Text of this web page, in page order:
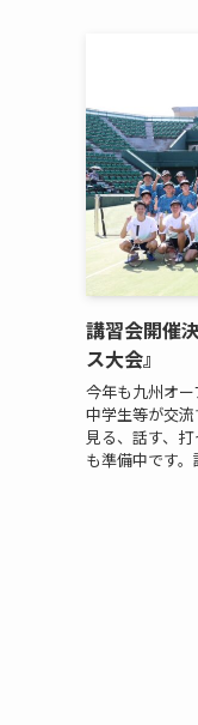
講習会開催
ス大会』
今年も九州オ
中学生等が交
見る、話す、
も準備中です